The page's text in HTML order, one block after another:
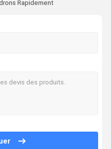
Rapidement